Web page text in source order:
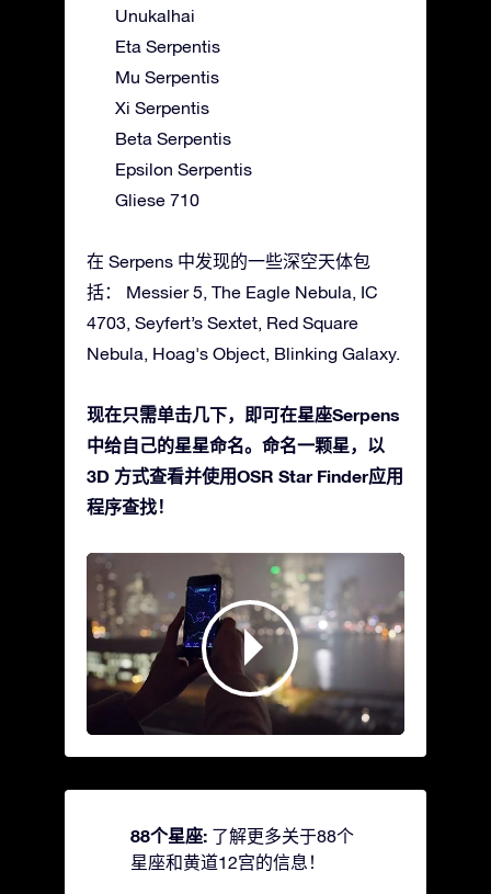
Unukalhai
Eta Serpentis
Mu Serpentis
Xi Serpentis
Beta Serpentis
Epsilon Serpentis
Gliese 710
在 Serpens 中发现的一些深空天体包
括： Messier 5, The Eagle Nebula, IC
4703, Seyfert’s Sextet, Red Square
Nebula, Hoag's Object, Blinking Galaxy.
现在只需单击几下，即可在星座Serpens
中给自己的星星命名。命名一颗星，以
3D 方式查看并使用OSR Star Finder应用
程序查找！
88个星座: 了解更多关于88个
星座和黄道12宫的信息！